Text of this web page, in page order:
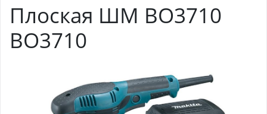
Плоская ШМ BO3710
BO3710